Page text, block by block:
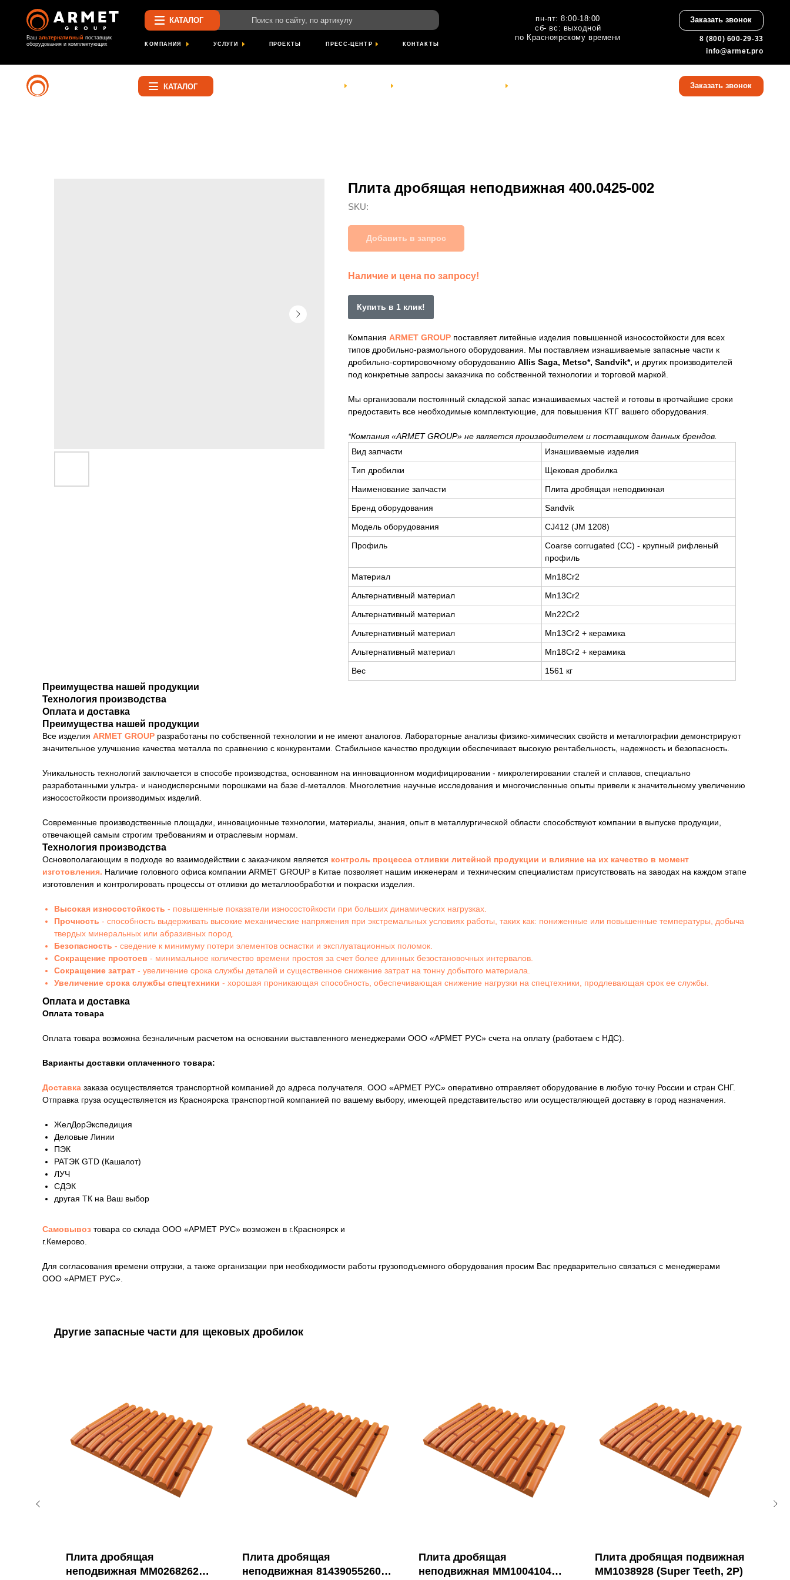
пн-пт: 8:00-18:00
сб- вс: выходной
по Красноярскому времени
поставщик
оборудования и комплектующих
Поиск по сайту, по артикулу
КАТАЛОГ
КАТАЛОГ
Плита дробящая неподвижная 400.0425-002
SKU:
Добавить в запрос
Наличие и цена по запросу!
Купить в 1 клик!
Компания ARMET GROUP поставляет литейные изделия повышенной износостойкости для всех
типов дробильно-размольного оборудования. Мы поставляем изнашиваемые запасные части к
дробильно-сортировочному оборудованию Allis Saga, Metso*, Sandvik*, и других производителей
под конкретные запросы заказчика по собственной технологии и торговой маркой.
Мы организовали постоянный складской запас изнашиваемых частей и готовы в кротчайшие сроки
предоставить все необходимые комплектующие, для повышения КТГ вашего оборудования.
*Компания «ARMET GROUP» не является производителем и поставщиком данных брендов.
Вид запчасти
Изнашиваемые изделия
Тип дробилки
Щековая дробилка
Наименование запчасти
Плита дробящая неподвижная
Бренд оборудования
Sandvik
Модель оборудования
CJ412 (JM 1208)
Профиль
Coarse corrugated (СС) - крупный рифленый
профиль
Материал
Mn18Cr2
Альтернативный материал
Mn13Cr2
Альтернативный материал
Mn22Cr2
Альтернативный материал
Mn13Cr2 + керамика
Альтернативный материал
Mn18Cr2 + керамика
Вес
1561 кг
Преимущества нашей продукции
Технология производства
Оплата и доставка
Преимущества нашей продукции
Все изделия ARMET GROUP разработаны по собственной технологии и не имеют аналогов. Лабораторные анализы физико-химических свойств и металлографии демонстрируют
значительное улучшение качества металла по сравнению с конкурентами. Стабильное качество продукции обеспечивает высокую рентабельность, надежность и безопасность.
Уникальность технологий заключается в способе производства, основанном на инновационном модифицировании - микролегировании сталей и сплавов, специально
разработанными ультра- и нанодисперсными порошками на базе d-металлов. Многолетние научные исследования и многочисленные опыты привели к значительному увеличению
износостойкости производимых изделий.
Современные производственные площадки, инновационные технологии, материалы, знания, опыт в металлургической области способствуют компании в выпуске продукции,
отвечающей самым строгим требованиям и отраслевым нормам.
Технология производства
Основополагающим в подходе во взаимодействии с заказчиком является контроль процесса отливки литейной продукции и влияние на их качество в момент
изготовления. Наличие головного офиса компании ARMET GROUP в Китае позволяет нашим инженерам и техническим специалистам присутствовать на заводах на каждом этапе
изготовления и контролировать процессы от отливки до металлообработки и покраски изделия.
Высокая износостойкость - повышенные показатели износостойкости при больших динамических нагрузках.
Прочность - способность выдерживать высокие механические напряжения при экстремальных условиях работы, таких как: пониженные или повышенные температуры, добыча
твердых минеральных или абразивных пород.
Безопасность - сведение к минимуму потери элементов оснастки и эксплуатационных поломок.
Сокращение простоев - минимальное количество времени простоя за счет более длинных безостановочных интервалов.
Сокращение затрат - увеличение срока службы деталей и существенное снижение затрат на тонну добытого материала.
Увеличение срока службы спецтехники - хорошая проникающая способность, обеспечивающая снижение нагрузки на спецтехники, продлевающая срок ее службы.
Оплата и доставка
Оплата товара
Оплата товара возможна безналичным расчетом на основании выставленного менеджерами ООО «АРМЕТ РУС» счета на оплату (работаем с НДС).
Варианты доставки оплаченного товара:
Доставка заказа осуществляется транспортной компанией до адреса получателя. ООО «АРМЕТ РУС» оперативно отправляет оборудование в любую точку России и стран СНГ.
Отправка груза осуществляется из Красноярска транспортной компанией по вашему выбору, имеющей представительство или осуществляющей доставку в город назначения.
ЖелДорЭкспедиция
Деловые Линии
ПЭК
РАТЭК GTD (Кашалот)
ЛУЧ
СДЭК
другая ТК на Ваш выбор
Самовывоз товара со склада ООО «АРМЕТ РУС» возможен в г.Красноярск и
г.Кемерово.
Для согласования времени отгрузки, а также организации при необходимости работы грузоподъемного оборудования просим Вас предварительно связаться с менеджерами
ООО «АРМЕТ РУС».
Другие запасные части для щековых дробилок
Плита дробящая
неподвижная MM0268262
Плита дробящая
неподвижная 814390552600
Плита дробящая
неподвижная MM1004104
Плита дробящая подвижная
MM1038928 (Super Teeth, 2P)